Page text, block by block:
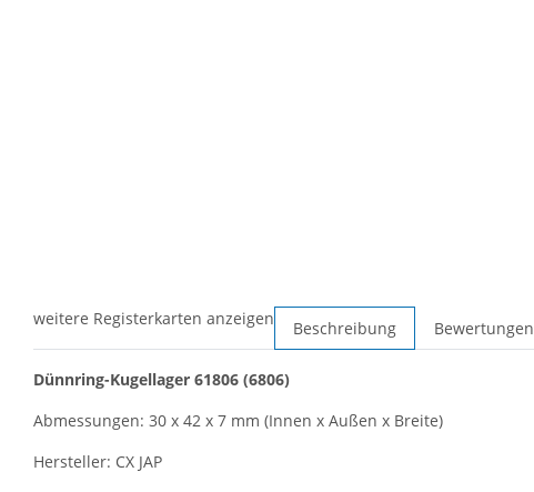
weitere Registerkarten anzeigen Beschreibung Bewertungen
Dünnring-Kugellager 61806 (6806)
Abmessungen: 30 x 42 x 7 mm (Innen x Außen x Breite)
Hersteller: CX JAP